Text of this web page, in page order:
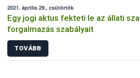
2021. április 29., csütörtök
Egy jogi aktus fekteti le az állati
forgalmazás szabályait
TOVÁBB